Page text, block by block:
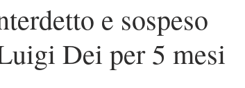
e sospeso
Dei per 5 mesi